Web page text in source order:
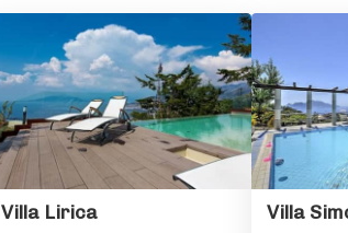
Villa Lirica Villa